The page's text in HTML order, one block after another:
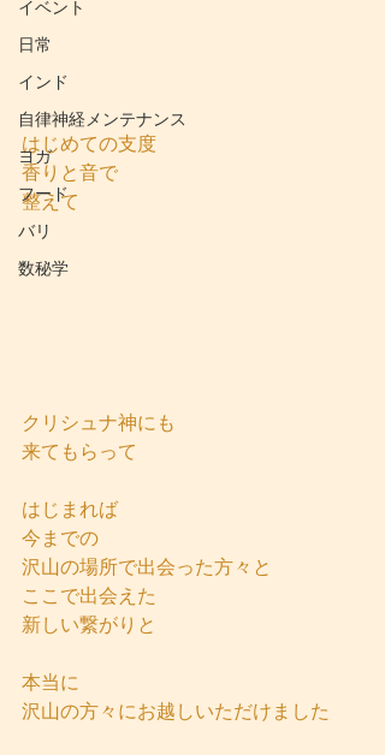
イベント
日常
インド
自律神経メンテナンス
ヨガ
フード
バリ
数秘学
はじめての支度
香りと音で
整えて
クリシュナ神にも
来てもらって
はじまれば
今までの
沢山の場所で出会った方々と
ここで出会えた
新しい繋がりと
本当に
沢山の方々にお越しいただけました